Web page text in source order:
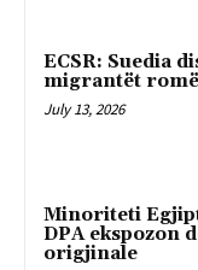
ECSR: Suedia
migrantët romë
July 13, 2026
Minoriteti
DPA ekspozon
origjinale